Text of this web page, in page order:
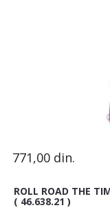
771,00 din.
ROLL ROAD THE
( 46.638.21 )